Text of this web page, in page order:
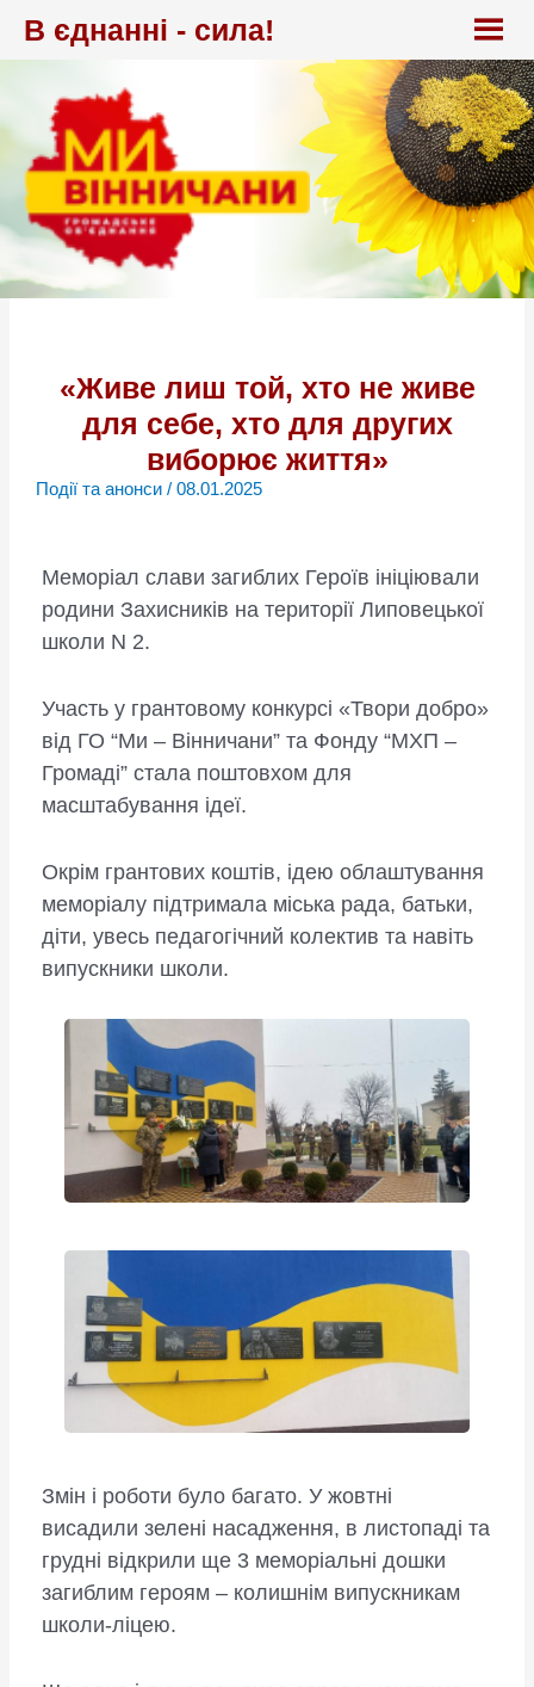
В єднанні - сила!
«Живе лиш той, хто не живе
для себе, хто для других
виборює життя»
Події та анонси/ 08.01.2025
Меморіал слави загиблих Героїв ініціювали
родини Захисників на території Липовецької
школи N 2.
Участь у грантовому конкурсі «Твори добро»
від ГО “Ми – Вінничани” та Фонду “МХП –
Громаді” стала поштовхом для
масштабування ідеї.
Окрім грантових коштів, ідею облаштування
меморіалу підтримала міська рада, батьки,
діти, увесь педагогічний колектив та навіть
випускники школи.
Змін і роботи було багато. У жовтні
висадили зелені насадження, в листопаді та
грудні відкрили ще 3 меморіальні дошки
загиблим героям – колишнім випускникам
школи-ліцею.